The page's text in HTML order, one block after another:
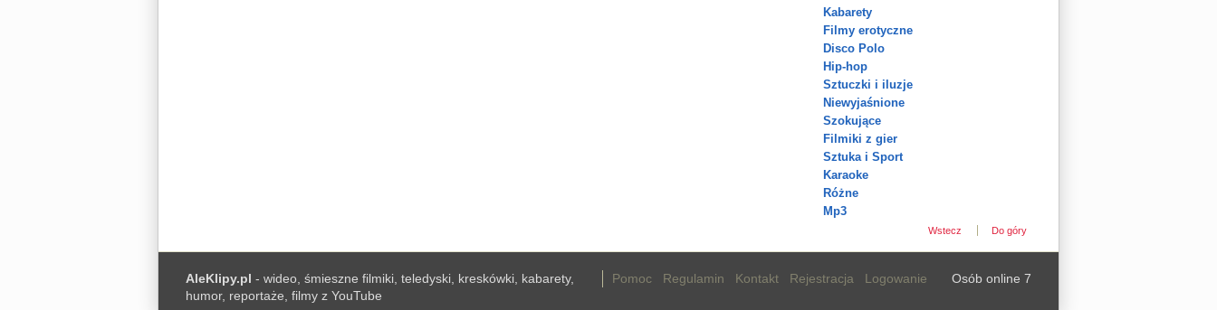
Kabarety
Filmy erotyczne
Disco Polo
Hip-hop
Sztuczki i iluzje
Niewyjaśnione
Szokujące
Filmiki z gier
Sztuka i Sport
Karaoke
Różne
Mp3
Wstecz Do góry
AleKlipy.pl - wideo, śmieszne filmiki, teledyski, kreskówki, kabarety,
humor, reportaże, filmy z YouTube
Pomoc Regulamin Kontakt Rejestracja Logowanie Osób online 7